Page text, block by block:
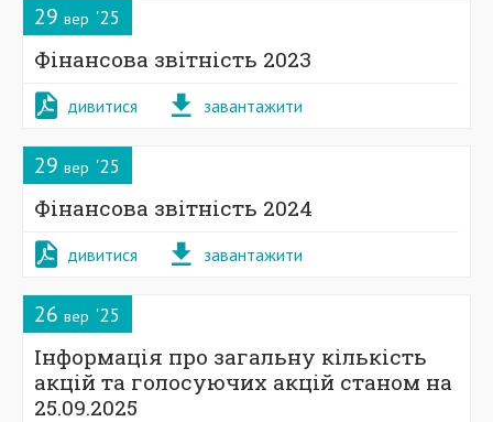
29 вер '25
Фінансова звітність 2023
дивитися завантажити
29 вер '25
Фінансова звітність 2024
дивитися завантажити
26 вер '25
Інформація про загальну кількість
акцій та голосуючих акцій станом на
25.09.2025